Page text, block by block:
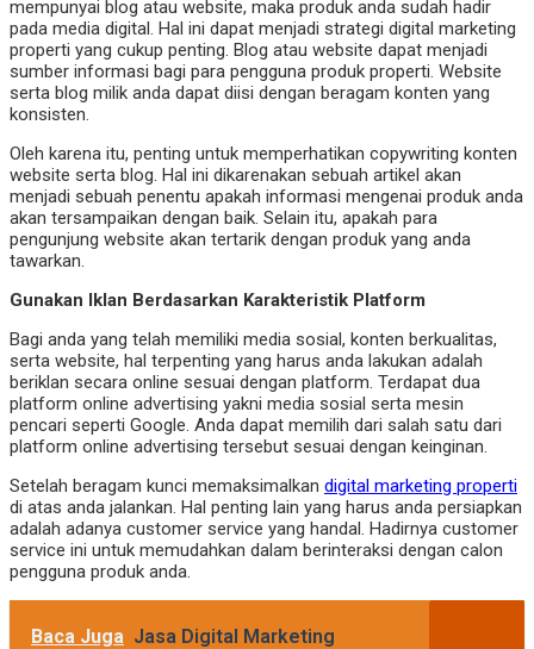
mempunyai blog atau website, maka produk anda sudah hadir
pada media digital. Hal ini dapat menjadi strategi digital marketing
properti yang cukup penting. Blog atau website dapat menjadi
sumber informasi bagi para pengguna produk properti. Website
serta blog milik anda dapat diisi dengan beragam konten yang
konsisten.
Oleh karena itu, penting untuk memperhatikan copywriting konten
website serta blog. Hal ini dikarenakan sebuah artikel akan
menjadi sebuah penentu apakah informasi mengenai produk anda
akan tersampaikan dengan baik. Selain itu, apakah para
pengunjung website akan tertarik dengan produk yang anda
tawarkan.
Gunakan Iklan Berdasarkan Karakteristik Platform
Bagi anda yang telah memiliki media sosial, konten berkualitas,
serta website, hal terpenting yang harus anda lakukan adalah
beriklan secara online sesuai dengan platform. Terdapat dua
platform online advertising yakni media sosial serta mesin
pencari seperti Google. Anda dapat memilih dari salah satu dari
platform online advertising tersebut sesuai dengan keinginan.
Setelah beragam kunci memaksimalkan digital marketing properti
di atas anda jalankan. Hal penting lain yang harus anda persiapkan
adalah adanya customer service yang handal. Hadirnya customer
service ini untuk memudahkan dalam berinteraksi dengan calon
pengguna produk anda.
Baca Juga Jasa Digital Marketing